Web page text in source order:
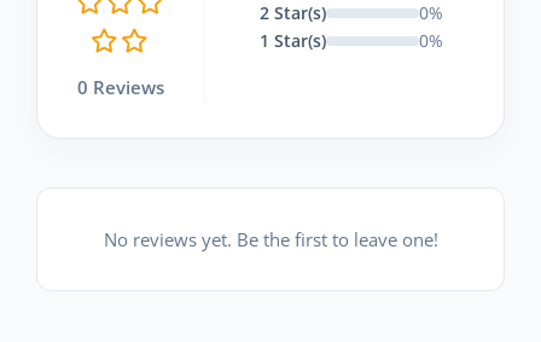
0 Reviews
2 Star(s)
0%
1 Star(s)
0%
No reviews yet. Be the first to leave one!